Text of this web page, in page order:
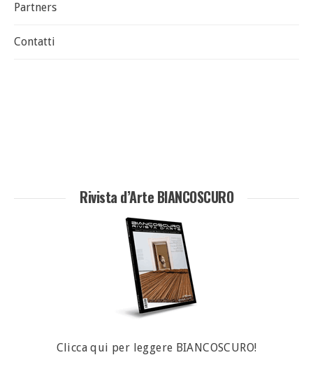
Partners
Contatti
Rivista d’Arte BIANCOSCURO
Clicca qui per leggere BIANCOSCURO!